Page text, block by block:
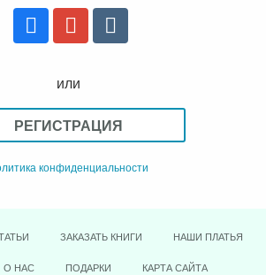
или
РЕГИСТРАЦИЯ
конфиденциальности
ЗАКАЗАТЬ КНИГИ НАШИ ПЛАТЬЯ
О НАС ПОДАРКИ КАРТА САЙТА